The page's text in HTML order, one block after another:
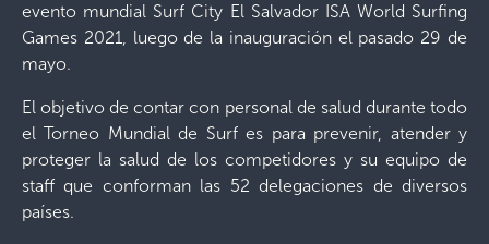
evento mundial Surf City El Salvador ISA World Surfing
Games 2021, luego de la inauguración el pasado 29 de
mayo.
El objetivo de contar con personal de salud durante todo
el Torneo Mundial de Surf es para prevenir, atender y
proteger la salud de los competidores y su equipo de
staff que conforman las 52 delegaciones de diversos
países.